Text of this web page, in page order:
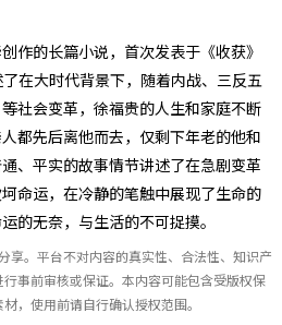
作的长篇小说，首次发表于《收获》
在大时代背景下，随着内战、三反五
社会变革，徐福贵的人生和家庭不断
都先后离他而去，仅剩下年老的他和
、平实的故事情节讲述了在急剧变革
命运，在冷静的笔触中展现了生命的
的无奈，与生活的不可捉摸。
享。平台不对内容的真实性、合法性、知识产
事前审核或保证。本内容可能包含受版权保
，使用前请自行确认授权范围。